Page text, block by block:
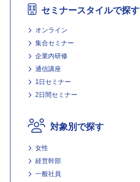
セミナースタイルで探す
オンライン
集合セミナー
企業内研修
通信講座
1日セミナー
2日間セミナー
対象別で探す
女性
経営幹部
一般社員